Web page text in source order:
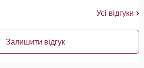
Усі відгуки
Залишити відгук